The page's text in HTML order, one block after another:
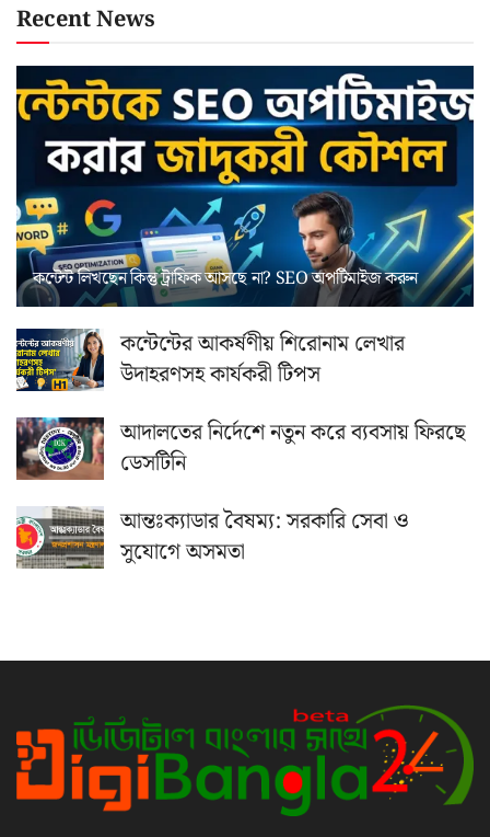
Recent News
কন্টেন্ট লিখছেন কিন্তু ট্রাফিক আসছে না? ‍SEO অপটিমাইজ করুন
কন্টেন্টের আকর্ষণীয় শিরোনাম লেখার
উদাহরণসহ কার্যকরী টিপস
আদালতের নির্দেশে নতুন করে ব্যবসায় ফিরছে
ডেসটিনি
আন্তঃক্যাডার বৈষম্য: সরকারি সেবা ও
সুযোগে অসমতা